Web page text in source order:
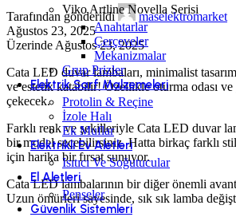
Viko Artline Novella Serisi
Anahtarlar
Çerçeveler
Mekanizmalar
Grup Prizler
Elektrik Sarf Malzemeleri
Protolin & Reçine
İzole Halı
Ek Muflar
Elektrikli Ev Aletleri
Isıtıcı Ve Soğutucular
El Aletleri
Penseler
Güvenlik Sistemleri
Tarafından gönderildi
maselektromarket
Ağustos 23, 2025
Üzerinde Ağustos 23, 2025
Cata LED duvar lambaları, minimalist
ve estetik katabilir! Özellikle oturma odası
çekecek.
Farklı renk ve şekilleriyle Cata LED duvar
bir model seçebilirsiniz. Hatta birkaç farklı
için harika bir fırsat sunuyor.
Cata LED lambalarının bir diğer önemli
Uzun ömürleri sayesinde, sık sık lamba